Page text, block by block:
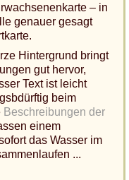
– in
genauer gesagt
Hintergrund bringt
gut hervor,
Text ist leicht
beim
Beschreibungen der
einem
das Wasser im
...